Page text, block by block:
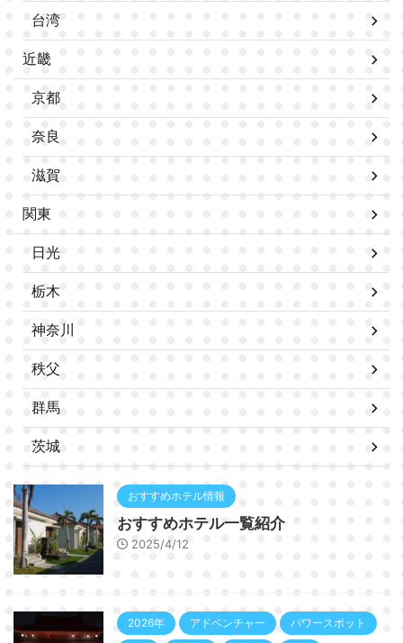
台湾
近畿
京都
奈良
滋賀
関東
日光
栃木
神奈川
秩父
群馬
茨城
おすすめホテル情報
おすすめホテル一覧紹介
2025/4/12
2026年 アドベンチャー パワースポット